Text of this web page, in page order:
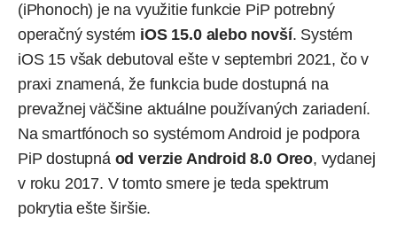
(iPhonoch) je na využitie funkcie PiP potrebný
operačný systém iOS 15.0 alebo novší. Systém
iOS 15 však debutoval ešte v septembri 2021, čo v
praxi znamená, že funkcia bude dostupná na
prevažnej väčšine aktuálne používaných zariadení.
Na smartfónoch so systémom Android je podpora
PiP dostupná od verzie Android 8.0 Oreo, vydanej
v roku 2017. V tomto smere je teda spektrum
pokrytia ešte širšie.